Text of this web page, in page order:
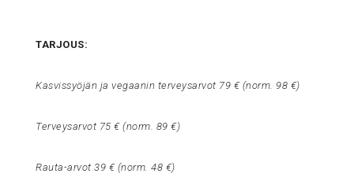
TARJOUS:
Kasvissyöjän ja vegaanin terveysarvot 79 € (norm. 98 €)
Terveysarvot 75 € (norm. 89 €)
Rauta-arvot 39 € (norm. 48 €)